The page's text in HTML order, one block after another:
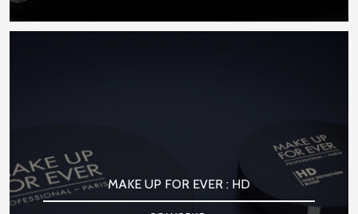
MAKE UP FOR EVER : HD